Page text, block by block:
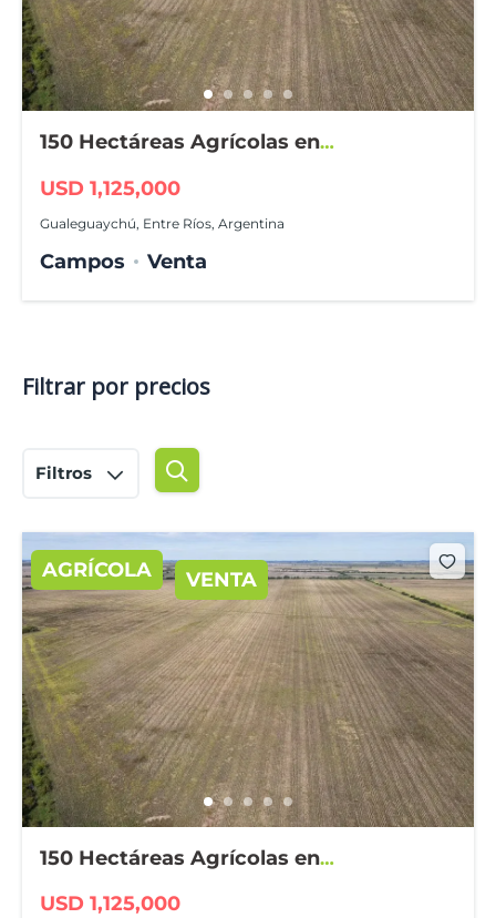
150 Hectáreas Agrícolas en
USD 1,125,000
Gualeguaychú, Entre Ríos, Argentina
Campos Venta
Filtrar por precios
Filtros
AGRÍCOLA VENTA
150 Hectáreas Agrícolas en
USD 1,125,000